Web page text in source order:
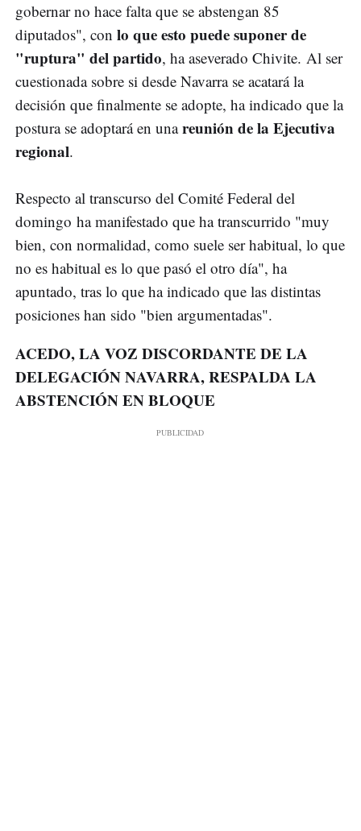
gobernar no hace falta que se abstengan 85
diputados", con lo que esto puede suponer de
"ruptura" del partido, ha aseverado Chivite. Al ser
cuestionada sobre si desde Navarra se acatará la
decisión que finalmente se adopte, ha indicado que la
postura se adoptará en unareunión de la Ejecutiva
regional.
Respecto al transcurso del Comité Federal del
domingo ha manifestado que ha transcurrido "muy
bien, con normalidad, como suele ser habitual, lo que
no es habitual es lo que pasó el otro día", ha
apuntado, tras lo que ha indicado que las distintas
posiciones han sido "bien argumentadas".
ACEDO, LA VOZ DISCORDANTE DE LA
DELEGACIÓN NAVARRA, RESPALDA LA
ABSTENCIÓN EN BLOQUE